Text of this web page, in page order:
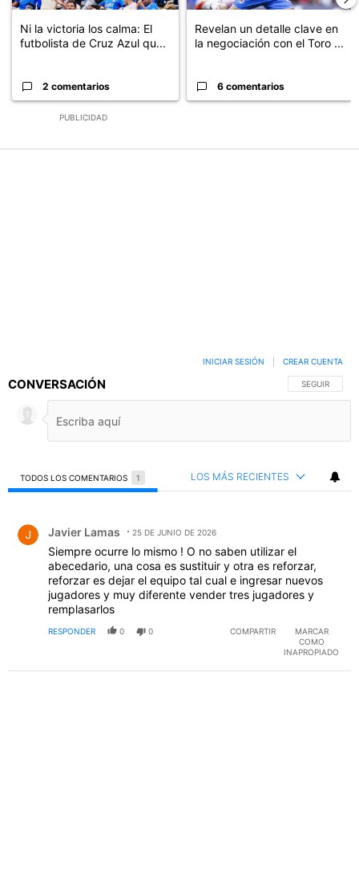
PUBLICIDAD
Ni la victoria los calma: El
futbolista de Cruz Azul qu...
2 comentarios
Revelan un detalle clave en
la negociación con el Toro ...
6 comentarios
CONVERSACIÓN SIGA ESTA
SEGUIR
INICIAR SESIÓN CREAR CUENTA
TODOS LOS COMENTARIOS 1 LOS MÁS RECIENTES
Javier Lamas 25 DE JUNIO DE 2026
Siempre ocurre lo mismo ! O no saben utilizar el
abecedario, una cosa es sustituir y otra es reforzar,
reforzar es dejar el equipo tal cual e ingresar nuevos
jugadores y muy diferente vender tres jugadores y
remplasarlos
RESPONDER 0 0 COMPARTIR
MARCAR
COMO
INAPROPIADO